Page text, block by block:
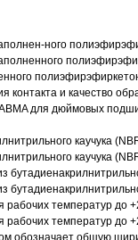
ного
контакта и качество
для дюймовых
каучука
каучука
рабочих температур до
рабочих температур до
обозначает общую